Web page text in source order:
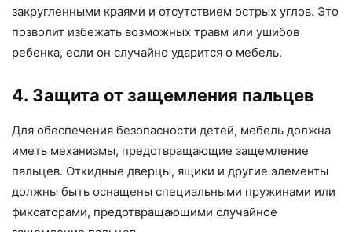
закругленными краями и отсутствием острых углов. Это
позволит избежать возможных травм или ушибов
ребенка, если он случайно ударится о мебель.
4. Защита от защемления пальцев
Для обеспечения безопасности детей, мебель должна
иметь механизмы, предотвращающие защемление
пальцев. Откидные дверцы, ящики и другие элементы
должны быть оснащены специальными пружинами или
фиксаторами, предотвращающими случайное